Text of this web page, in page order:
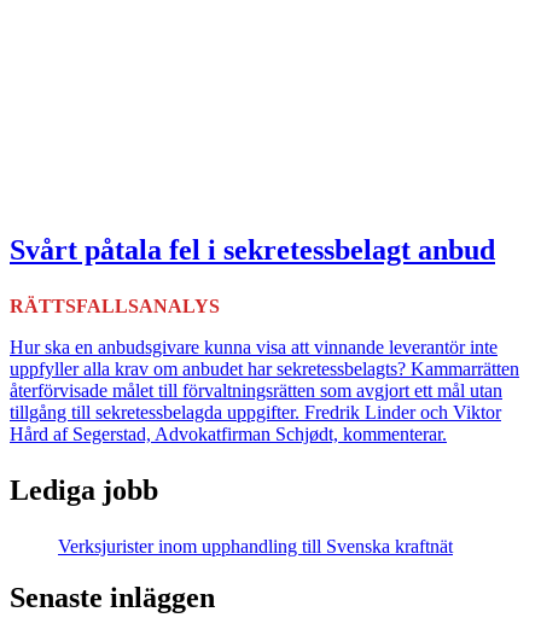
Svårt påtala fel i sekretessbelagt anbud
RÄTTSFALLSANALYS
Hur ska en anbudsgivare kunna visa att vinnande leverantör inte
uppfyller alla krav om anbudet har sekretessbelagts? Kammarrätten
återförvisade målet till förvaltningsrätten som avgjort ett mål utan
tillgång till sekretessbelagda uppgifter. Fredrik Linder och Viktor
Hård af Segerstad, Advokatfirman Schjødt, kommenterar.
Lediga jobb
Verksjurister inom upphandling till Svenska kraftnät
Senaste inläggen